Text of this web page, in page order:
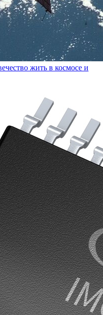
жить в космосе и